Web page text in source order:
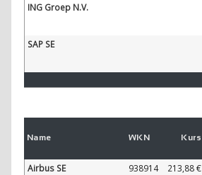
ING Groep N.V.
SAP SE
Name WKN Kurs
Airbus SE 938914 213,88 €